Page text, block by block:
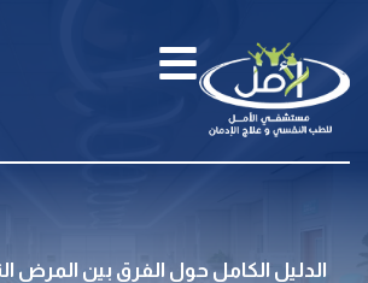
الدليل الكامل حول الفرق بين المرض